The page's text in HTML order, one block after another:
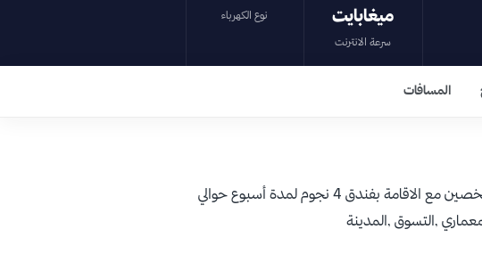
ميغابايت
سرعة الانترنت
نوع الكهرباء
المسافات
تكلفة التذاكر لشخصين مع الاقامة بفندق 4 نجوم لمدة أسبوع حوالي
,التسوق ,المدينة